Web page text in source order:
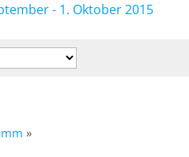
- 1. Oktober 2015
»